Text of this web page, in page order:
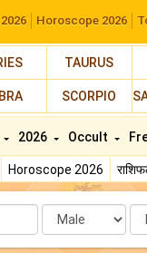
Horoscope 2026
TAURUS
SCORPIO
Horoscope 2026
2026 Occult